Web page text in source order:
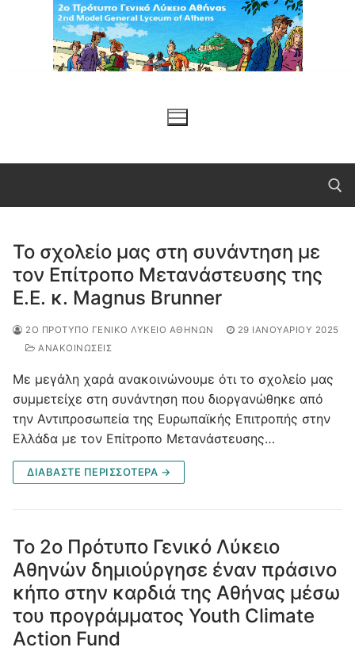
Μετάβαση
περιεχόμενο
Αναζήτηση για:
Το σχολείο μας στη συνάντηση με
τον Επίτροπο Μετανάστευσης της
Ε.Ε. κ. Magnus Brunner
2Ο ΠΡΌΤΥΠΟ ΓΕΝΙΚΌ ΛΎΚΕΙΟ ΑΘΗΝΏΝ
29 ΙΑΝΟΥΑΡΊΟΥ 2025
ΑΝΑΚΟΙΝΩΣΕΙΣ
Με μεγάλη χαρά ανακοινώνουμε ότι το σχολείο μας
συμμετείχε στη συνάντηση που διοργανώθηκε από
την Αντιπροσωπεία της Ευρωπαϊκής Επιτροπής στην
Ελλάδα με τον Επίτροπο Μετανάστευσης…
ΔΙΑΒΆΣΤΕ ΠΕΡΙΣΣΌΤΕΡΑ →
Το 2ο Πρότυπο Γενικό Λύκειο
Αθηνών δημιούργησε έναν πράσινο
κήπο στην καρδιά της Αθήνας μέσω
του προγράμματος Youth Climate
Action Fund